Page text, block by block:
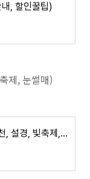
, 할인꿀팁)
제, 눈썰매)
겨울여행지 베스트 10 (온천, 설경, 빛축제, 눈썰매)